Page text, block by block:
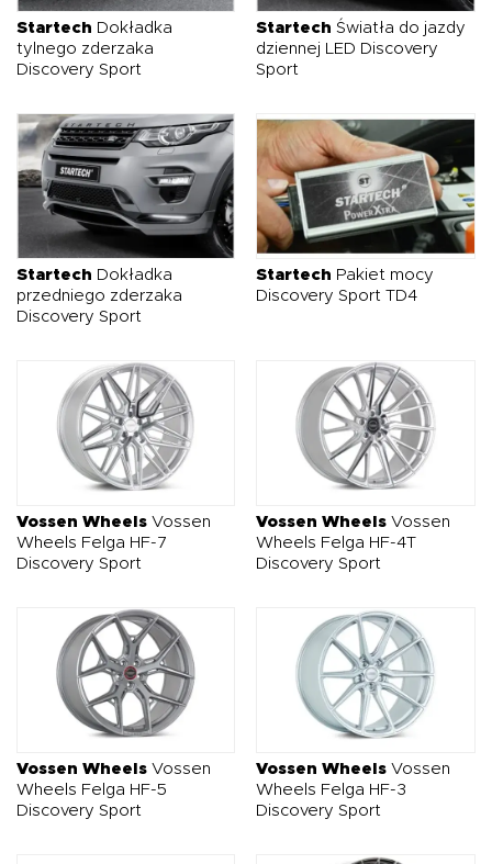
Startech Dokładka
tylnego zderzaka
Discovery Sport
Startech Światła do jazdy
dziennej LED Discovery
Sport
Startech Dokładka
przedniego zderzaka
Discovery Sport
Startech Pakiet mocy
Discovery Sport TD4
Vossen Wheels Vossen
Wheels Felga HF-7
Discovery Sport
Vossen Wheels Vossen
Wheels Felga HF-4T
Discovery Sport
Vossen Wheels Vossen
Wheels Felga HF-5
Discovery Sport
Vossen Wheels Vossen
Wheels Felga HF-3
Discovery Sport